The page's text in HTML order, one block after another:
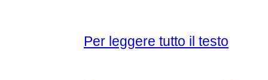
Per leggere tutto il testo